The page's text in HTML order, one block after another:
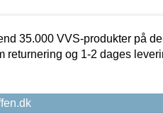
35.000 VVS-produkter på
returnering og 1-2 dages